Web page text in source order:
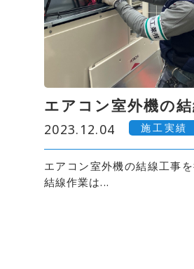
エアコン室外機の
2023.12.04 施工実績
エアコン室外機の結線工事
結線作業は...